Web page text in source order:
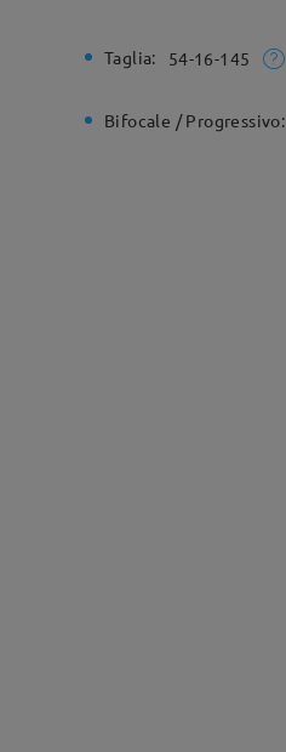
Taglia: 54-16-145
Bifocale / Progressivo: